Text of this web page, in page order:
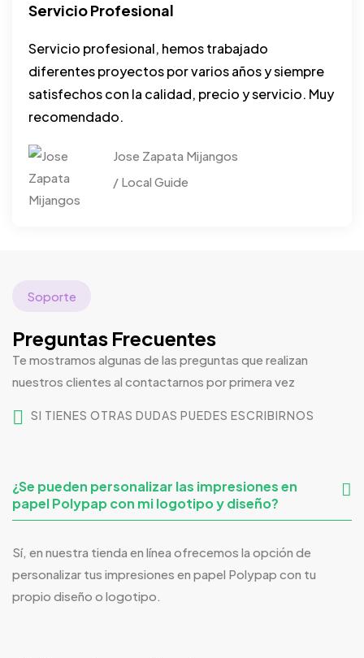
Servicio Profesional
Servicio profesional, hemos trabajado
diferentes proyectos por varios años y siempre
satisfechos con la calidad, precio y servicio. Muy
recomendado.
Jose Zapata Mijangos
/ Local Guide
Soporte
Preguntas Frecuentes
Te mostramos algunas de las preguntas que realizan
nuestros clientes al contactarnos por primera vez
SI TIENES OTRAS DUDAS PUEDES ESCRIBIRNOS
¿Se pueden personalizar las impresiones en
papel Polypap con mi logotipo y diseño?
Sí, en nuestra tienda en línea ofrecemos la opción de
personalizar tus impresiones en papel Polypap con tu
propio diseño o logotipo.